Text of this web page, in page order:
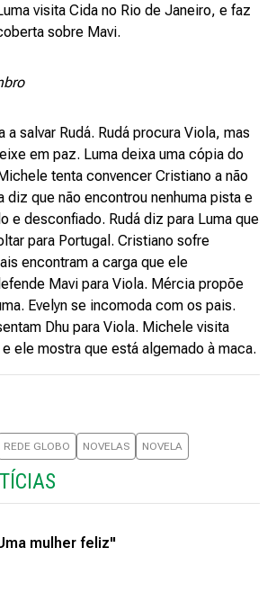
visita Cida no Rio de Janeiro, e faz
sobre Mavi.
a salvar Rudá. Rudá procura Viola, mas
em paz. Luma deixa uma cópia do
tenta convencer Cristiano a não
diz que não encontrou nenhuma pista e
e desconfiado. Rudá diz para Luma que
para Portugal. Cristiano sofre
encontram a carga que ele
Mavi para Viola. Mércia propõe
Evelyn se incomoda com os pais.
Dhu para Viola. Michele visita
ele mostra que está algemado à maca.
REDE GLOBO NOVELAS NOVELA
mulher feliz"